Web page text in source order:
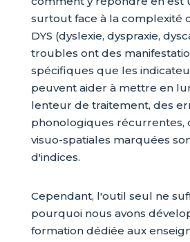
surtout face à la complexité
DYS (dyslexie, dyspraxie,
troubles ont des
spécifiques que les
peuvent aider à mettre en
lenteur de traitement, des
phonologiques récurrentes,
visuo-spatiales marquées
d'indices.
Cependant, l'outil seul ne
pourquoi nous avons
formation dédiée aux